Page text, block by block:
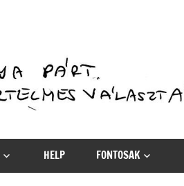
HELP FONTOSAK